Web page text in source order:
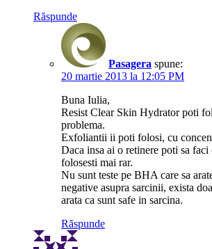
Răspunde
Pasagera spune:
20 martie 2013 la 12:05 PM
Buna Iulia,
Resist Clear Skin Hydrator poti
problema.
Exfoliantii ii poti folosi, cu
Daca insa ai o retinere poti sa faci
folosesti mai rar.
Nu sunt teste pe BHA care sa
negative asupra sarcinii, exista
arata ca sunt safe in sarcina.
Răspunde